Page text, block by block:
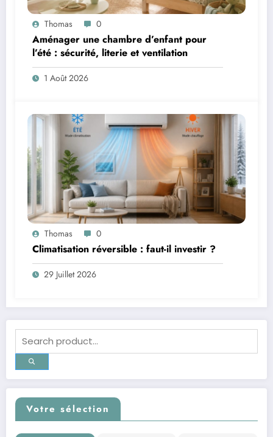
Thomas 0
Aménager une chambre d’enfant pour
l’été : sécurité, literie et ventilation
1 Août 2026
Thomas 0
Climatisation réversible : faut-il investir ?
29 Juillet 2026
Votre sélection